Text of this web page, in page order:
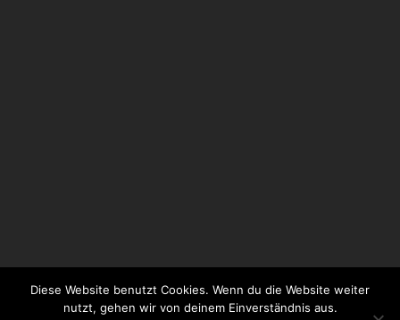
© 2026 Neue Philharmonie Frankfurt GmbH
Diese Website benutzt Cookies. Wenn du die Website weiter
nutzt, gehen wir von deinem Einverständnis aus.